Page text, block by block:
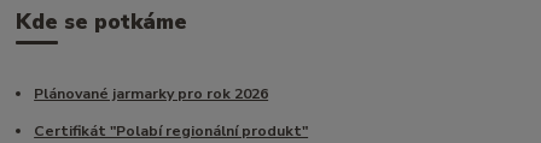
Kde se potkáme
Plánované jarmarky pro rok 2026
Certifikát "Polabí regionální produkt"